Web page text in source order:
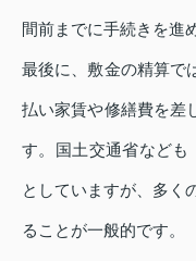
間前までに手続きを進
最後に、敷金の精算で
払い家賃や修繕費を差
す。国土交通省なども
としていますが、多く
ることが一般的です。